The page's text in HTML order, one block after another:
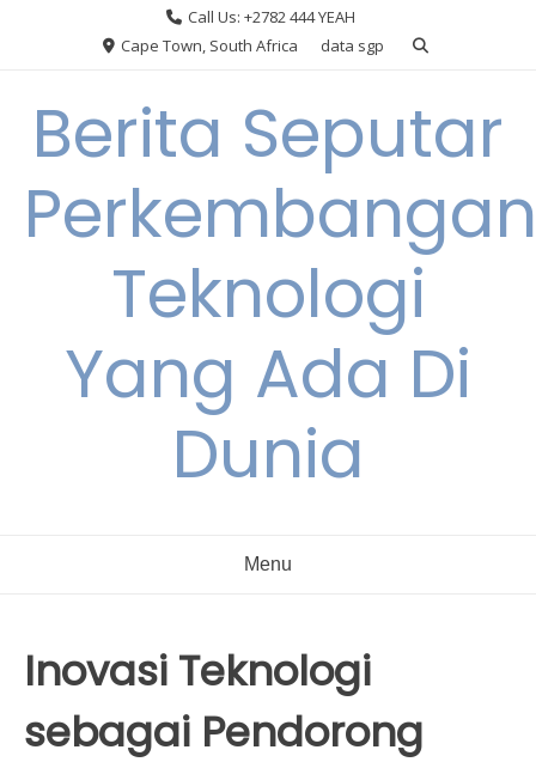
Call Us: +2782 444 YEAH
Cape Town, South Africa
data sgp
Berita Seputar
Perkembangan
Teknologi
Yang Ada Di
Dunia
Menu
Inovasi Teknologi
sebagai Pendorong